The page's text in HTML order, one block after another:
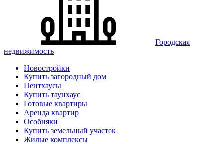
Городская
недвижимость
Новостройки
Купить загородный дом
Пентхаусы
Купить таунхаус
Готовые квартиры
Аренда квартир
Особняки
Купить земельный участок
Жилые комплексы